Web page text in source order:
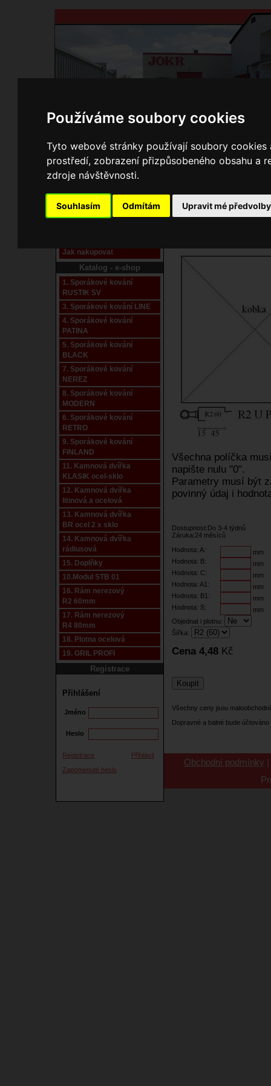
Používáme soubory cookies
Tyto webové stránky používají soubory
prostředí, zobrazení přizpůsobeného obsahu a
zdroje návštěvnosti.
Souhlasím Odmítám Upravit mé předvolby
Domů Kontakty Přihlášení Ke
Pracoviště laser
Nové pracoviště firmy
Jak nakupovat
Katalog - e-shop
1. Sporákové kování
RUSTIK SV
3. Sporákové kování LINE
4. Sporákové kování
PATINA
5. Sporákové kování
BLACK
7. Sporákové kování
NEREZ
8. Sporákové kování
MODERN
6. Sporákové kování
RETRO
9. Sporákové kování
FINLAND
11. Kamnová dvířka
KLASIK ocel-sklo
12. Kamnová dvířka
litinová a ocelová
13. Kamnová dvířka
BR ocel 2 x sklo
14. Kamnová dvířka
rádiusová
15. Doplňky
10.Modul STB 01
16. Rám nerezový
R2 60mm
17. Rám nerezový
R4 80mm
18. Plotna ocelová
19. GRIL PROFI
Registrace
Přihlášení
Jméno
Heslo
Registrace
Přihlásit
Zapomenuté heslo
E-shop JOKR
02150386
Všechna políčka
napište nulu "0".
Parametry musí být
povinný údaj i
Dostupnost:Do 3-4 týdnů
Záruka:24 měsíců
Hodnota: A:
mm
Hodnota: B:
mm
Hodnota: C:
mm
Hodnota: A1:
mm
Hodnota: B1:
mm
Hodnota: S:
mm
Objednat i plotnu:
Šířka:
Cena 4,48 Kč
Všechny ceny jsou
Dopravné a balné bude
Obchodní podmínky |